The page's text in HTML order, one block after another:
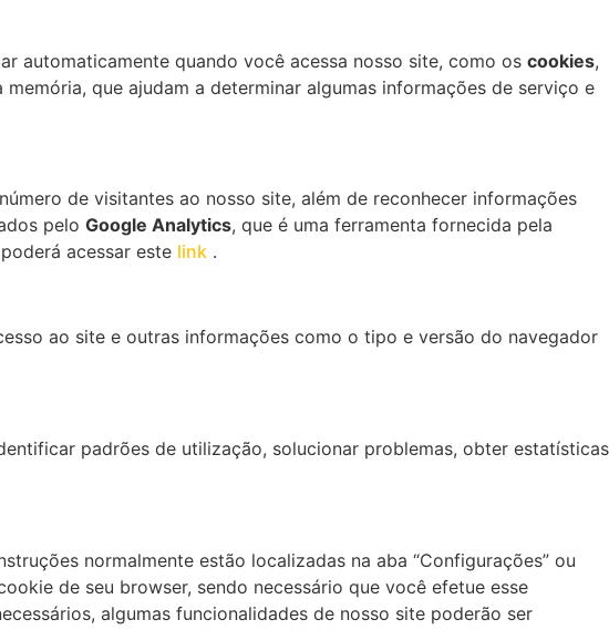
automaticamente quando você acessa nosso site, como os cookies,
que ajudam a determinar algumas informações de serviço e
de visitantes ao nosso site, além de reconhecer informações
pelo Google Analytics, que é uma ferramenta fornecida pela
acessar este link .
ao site e outras informações como o tipo e versão do navegador
padrões de utilização, solucionar problemas, obter estatísticas
normalmente estão localizadas na aba “Configurações” ou
de seu browser, sendo necessário que você efetue esse
algumas funcionalidades de nosso site poderão ser